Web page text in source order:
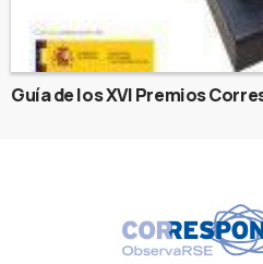
Guía de los XVI Premios